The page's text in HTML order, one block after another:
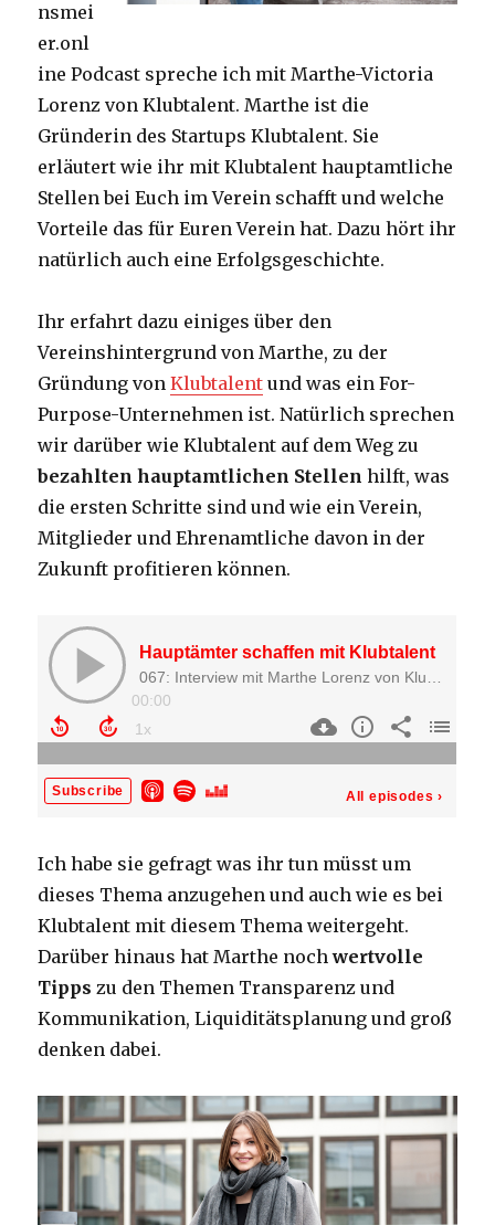
nsmei
er.onl
ine Podcast spreche ich mit Marthe-Victoria
Lorenz von Klubtalent. Marthe ist die
Gründerin des Startups Klubtalent. Sie
erläutert wie ihr mit Klubtalent hauptamtliche
Stellen bei Euch im Verein schafft und welche
Vorteile das für Euren Verein hat. Dazu hört ihr
natürlich auch eine Erfolgsgeschichte.
Ihr erfahrt dazu einiges über den
Vereinshintergrund von Marthe, zu der
Gründung vonKlubtalent und was ein For-
Purpose-Unternehmen ist. Natürlich sprechen
wir darüber wie Klubtalent auf dem Weg zu
bezahlten hauptamtlichen Stellen hilft, was
die ersten Schritte sind und wie ein Verein,
Mitglieder und Ehrenamtliche davon in der
Zukunft profitieren können.
Ich habe sie gefragt was ihr tun müsst um
dieses Thema anzugehen und auch wie es bei
Klubtalent mit diesem Thema weitergeht.
Darüber hinaus hat Marthe nochwertvolle
Tipps zu den Themen Transparenz und
Kommunikation, Liquiditätsplanung und groß
denken dabei.